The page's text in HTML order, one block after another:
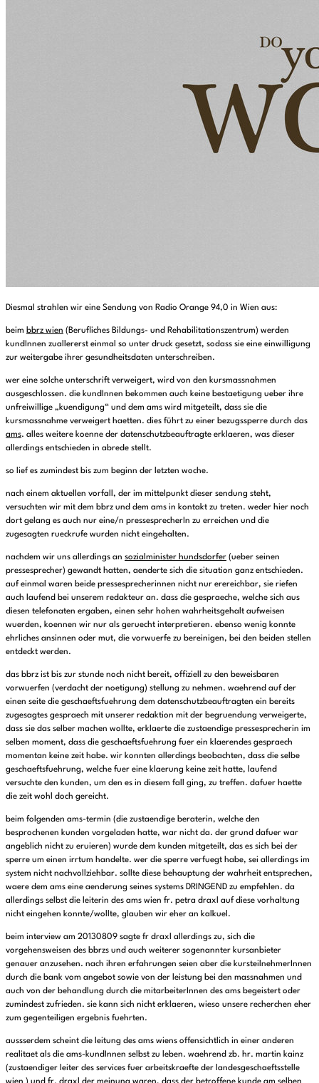
Diesmal strahlen wir eine Sendung von Radio Orange 94,0 in Wien aus:
beim bbrz wien (Berufliches Bildungs- und Rehabilitationszentrum) werden
kundInnen zuallererst einmal so unter druck gesetzt, sodass sie eine einwilligung
zur weitergabe ihrer gesundheitsdaten unterschreiben.
wer eine solche unterschrift verweigert, wird von den kursmassnahmen
ausgeschlossen. die kundInnen bekommen auch keine bestaetigung ueber ihre
unfreiwillige „kuendigung“ und dem ams wird mitgeteilt, dass sie die
kursmassnahme verweigert haetten. dies führt zu einer bezugssperre durch das
ams. alles weitere koenne der datenschutzbeauftragte erklaeren, was dieser
allerdings entschieden in abrede stellt.
so lief es zumindest bis zum beginn der letzten woche.
nach einem aktuellen vorfall, der im mittelpunkt dieser sendung steht,
versuchten wir mit dem bbrz und dem ams in kontakt zu treten. weder hier noch
dort gelang es auch nur eine/n pressesprecherIn zu erreichen und die
zugesagten rueckrufe wurden nicht eingehalten.
nachdem wir uns allerdings an sozialminister hundsdorfer (ueber seinen
pressesprecher) gewandt hatten, aenderte sich die situation ganz entschieden.
auf einmal waren beide pressesprecherinnen nicht nur erereichbar, sie riefen
auch laufend bei unserem redakteur an. dass die gespraeche, welche sich aus
diesen telefonaten ergaben, einen sehr hohen wahrheitsgehalt aufweisen
wuerden, koennen wir nur als geruecht interpretieren. ebenso wenig konnte
ehrliches ansinnen oder mut, die vorwuerfe zu bereinigen, bei den beiden stellen
entdeckt werden.
das bbrz ist bis zur stunde noch nicht bereit, offiziell zu den beweisbaren
vorwuerfen (verdacht der noetigung) stellung zu nehmen. waehrend auf der
einen seite die geschaeftsfuehrung dem datenschutzbeauftragten ein bereits
zugesagtes gespraech mit unserer redaktion mit der begruendung verweigerte,
dass sie das selber machen wollte, erklaerte die zustaendige pressesprecherin im
selben moment, dass die geschaeftsfuehrung fuer ein klaerendes gespraech
momentan keine zeit habe. wir konnten allerdings beobachten, dass die selbe
geschaeftsfuehrung, welche fuer eine klaerung keine zeit hatte, laufend
versuchte den kunden, um den es in diesem fall ging, zu treffen. dafuer haette
die zeit wohl doch gereicht.
beim folgenden ams-termin (die zustaendige beraterin, welche den
besprochenen kunden vorgeladen hatte, war nicht da. der grund dafuer war
angeblich nicht zu eruieren) wurde dem kunden mitgeteilt, das es sich bei der
sperre um einen irrtum handelte. wer die sperre verfuegt habe, sei allerdings im
system nicht nachvollziehbar. sollte diese behauptung der wahrheit entsprechen,
waere dem ams eine aenderung seines systems DRINGEND zu empfehlen. da
allerdings selbst die leiterin des ams wien fr. petra draxl auf diese vorhaltung
nicht eingehen konnte/wollte, glauben wir eher an kalkuel.
beim interview am 20130809 sagte fr draxl allerdings zu, sich die
vorgehensweisen des bbrzs und auch weiterer sogenannter kursanbieter
genauer anzusehen. nach ihren erfahrungen seien aber die kursteilnehmerInnen
durch die bank vom angebot sowie von der leistung bei den massnahmen und
auch von der behandlung durch die mitarbeiterInnen des ams begeistert oder
zumindest zufrieden. sie kann sich nicht erklaeren, wieso unsere recherchen eher
zum gegenteiligen ergebnis fuehrten.
aussserdem scheint die leitung des ams wiens offensichtlich in einer anderen
realitaet als die ams-kundInnen selbst zu leben. waehrend zb. hr. martin kainz
(zustaendiger leiter des services fuer arbeitskraefte der landesgeschaeftsstelle